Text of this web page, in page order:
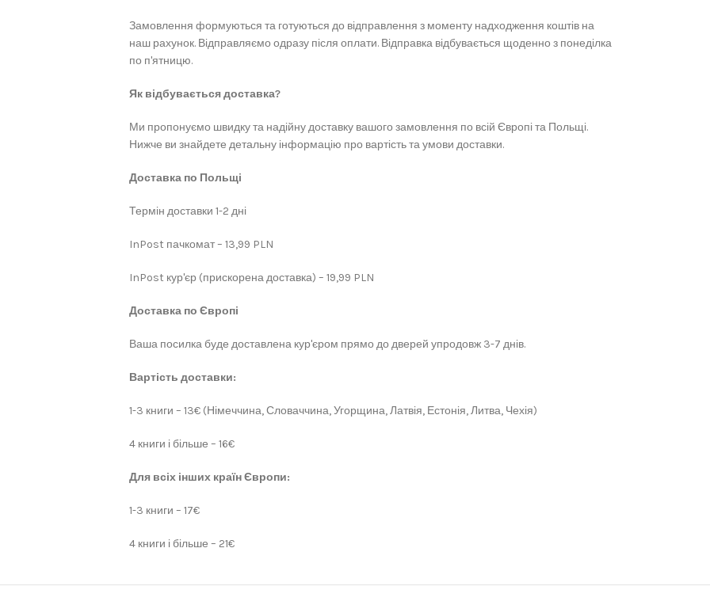
Замовлення формуються та готуються до відправлення з моменту надходження коштів на
наш рахунок. Відправляємо одразу після оплати. Відправка відбувається щоденно з понеділка
по п'ятницю.
Як відбувається доставка?
Ми пропонуємо швидку та надійну доставку вашого замовлення по всій Європі та Польщі.
Нижче ви знайдете детальну інформацію про вартість та умови доставки.
Доставка по Польщі
Термін доставки 1-2 дні
InPost пачкомат – 13,99 PLN
InPost кур'єр (прискорена доставка) – 19,99 PLN
Доставка по Європі
Ваша посилка буде доставлена кур'єром прямо до дверей упродовж 3-7 днів.
Вартість доставки:
1-3 книги – 13€ (Німеччина, Словаччина, Угорщина, Латвія, Естонія, Литва, Чехія)
4 книги і більше – 16€
Для всіх інших країн Європи:
1-3 книги – 17€
4 книги і більше – 21€